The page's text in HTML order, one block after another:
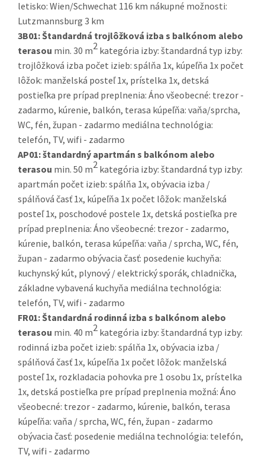
letisko: Wien/Schwechat 116 km nákupné možnosti:
Lutzmannsburg 3 km
3B01:Štandardná trojlôžková izba s balkónom alebo
terasou min. 30 m2 kategória izby: štandardná typ izby:
trojlôžková izba počet izieb: spálňa 1x, kúpeľňa 1x počet
lôžok: manželská posteľ 1x, prístelka 1x, detská
postieľka pre prípad preplnenia: Áno všeobecné: trezor -
zadarmo, kúrenie, balkón, terasa kúpeľňa: vaňa/sprcha,
WC, fén, župan - zadarmo mediálna technológia:
telefón, TV, wifi - zadarmo
AP01:štandardný apartmán s balkónom alebo
terasou min. 50 m2 kategória izby: štandardná typ izby:
apartmán počet izieb: spálňa 1x, obývacia izba /
spálňová časť 1x, kúpeľňa 1x počet lôžok: manželská
posteľ 1x, poschodové postele 1x, detská postieľka pre
prípad preplnenia: Áno všeobecné: trezor - zadarmo,
kúrenie, balkón, terasa kúpeľňa: vaňa / sprcha, WC, fén,
župan - zadarmo obývacia časť: posedenie kuchyňa:
kuchynský kút, plynový / elektrický sporák, chladnička,
základne vybavená kuchyňa mediálna technológia:
telefón, TV, wifi - zadarmo
FR01:Štandardná rodinná izba s balkónom alebo
terasou min. 40 m2 kategória izby: štandardná typ izby:
rodinná izba počet izieb: spálňa 1x, obývacia izba /
spálňová časť 1x, kúpeľňa 1x počet lôžok: manželská
posteľ 1x, rozkladacia pohovka pre 1 osobu 1x, prístelka
1x, detská postieľka pre prípad preplnenia možná: Áno
všeobecné: trezor - zadarmo, kúrenie, balkón, terasa
kúpeľňa: vaňa / sprcha, WC, fén, župan - zadarmo
obývacia časť: posedenie mediálna technológia: telefón,
TV, wifi - zadarmo